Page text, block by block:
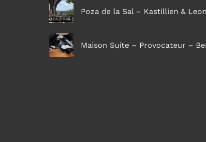
Poza de la Sal – Kastillien & Leon
Maison Suite – Provocateur –